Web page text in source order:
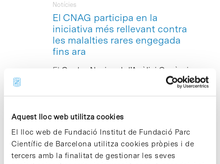
Aquest lloc web utilitza cookies
El lloc web de Fundació Institut de Fundació Parc
Científic de Barcelona utilitza cookies pròpies i de
tercers amb la finalitat de gestionar les seves
El CNAG participa en la
iniciativa més rellevant contra
les malalties rares engegada
fins ara
Notícies
El Centre Nacional d’Anàlisi Genòmica
–amb seu al Parc Científic de
Barcelona– és un dels 70 centres
europeus que participaran en els
Consorci Internacional de Recerca en
Malalties Rares (IRDiRC), que
s’engeguen a Barcelona aquest mes de
gener amb l’objectiu de desenvolupar
noves eines de diagnòstic i tractaments